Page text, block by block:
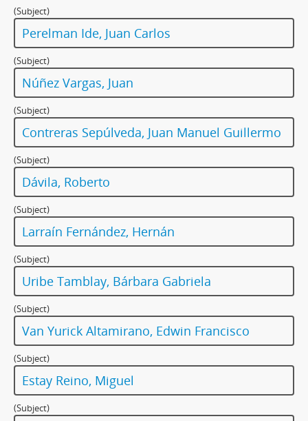
(Subject)
Perelman Ide, Juan Carlos
(Subject)
Núñez Vargas, Juan
(Subject)
Contreras Sepúlveda, Juan Manuel Guillermo
(Subject)
Dávila, Roberto
(Subject)
Larraín Fernández, Hernán
(Subject)
Uribe Tamblay, Bárbara Gabriela
(Subject)
Van Yurick Altamirano, Edwin Francisco
(Subject)
Estay Reino, Miguel
(Subject)